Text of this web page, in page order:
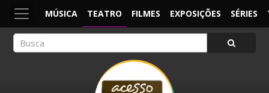
MÚSICA TEATRO FILMES EXPOSIÇÕES SÉRIES